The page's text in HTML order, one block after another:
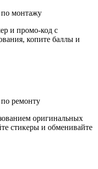
по монтажу
и промо-код с
копите баллы и
ремонту
оригинальных
стикеры и обменивайте